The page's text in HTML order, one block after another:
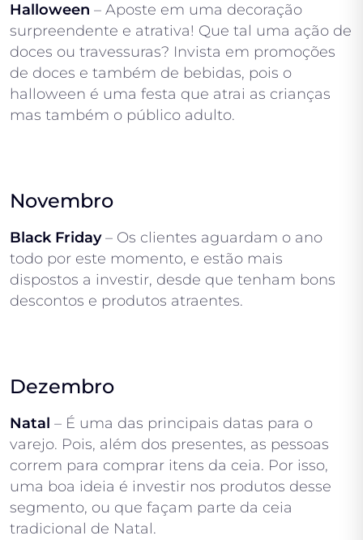
Halloween – Aposte em uma decoração
surpreendente e atrativa! Que tal uma ação de
doces ou travessuras? Invista em promoções
de doces e também de bebidas, pois o
halloween é uma festa que atrai as crianças
mas também o público adulto.
Novembro
Black Friday– Os clientes aguardam o ano
todo por este momento, e estão mais
dispostos a investir, desde que tenham bons
descontos e produtos atraentes.
Dezembro
Natal – É uma das principais datas para o
varejo. Pois, além dos presentes, as pessoas
correm para comprar itens da ceia. Por isso,
uma boa ideia é investir nos produtos desse
segmento, ou que façam parte da ceia
tradicional de Natal.